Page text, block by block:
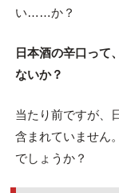
い……か？
日本酒の辛口って
ないか？
当たり前ですが、
含まれていません
でしょうか？